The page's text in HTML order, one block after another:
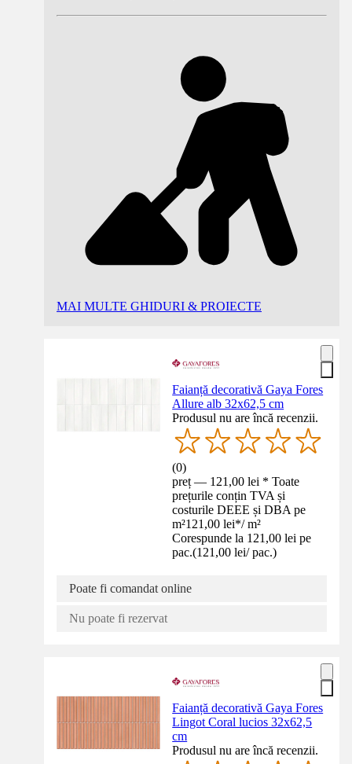
MAI MULTE GHIDURI & PROIECTE
Faianță decorativă Gaya Fores
Allure alb 32x62,5 cm
Produsul nu are încă recenzii.
(0)
preț — 121,00 lei * Toate
prețurile conțin TVA și
costurile DEEE și DBA pe
m²121,00 lei*/ m²
Corespunde la 121,00 lei pe
pac.(121,00 lei/ pac.)
Poate fi comandat online
Nu poate fi rezervat
Faianță decorativă Gaya Fores
Lingot Coral lucios 32x62,5
cm
Produsul nu are încă recenzii.